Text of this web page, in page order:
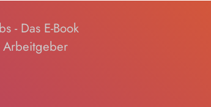
- Das E-Book